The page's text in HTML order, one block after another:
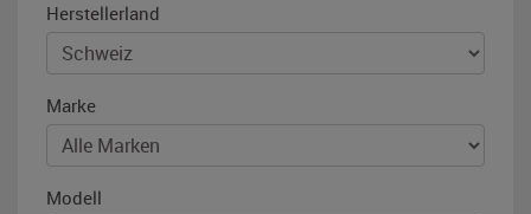
Herstellerland
Marke
Modell